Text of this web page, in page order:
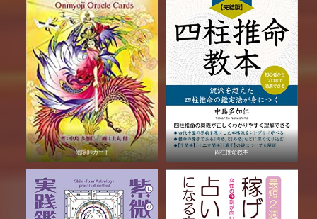
陰陽師カード 四柱推命教本